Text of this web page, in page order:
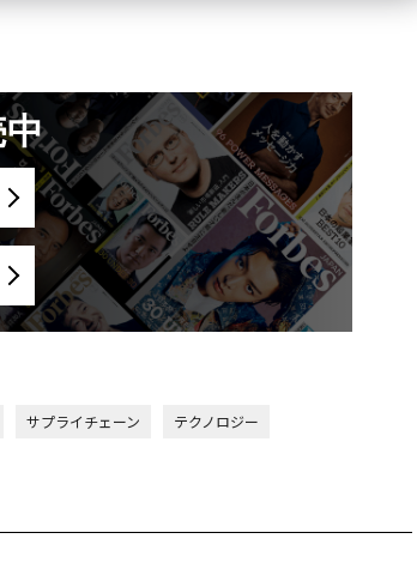
サプライチェーン
テクノロジー